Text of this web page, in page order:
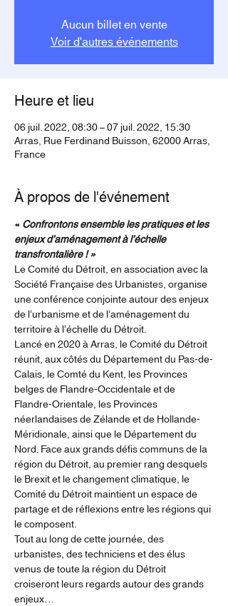
Aucun billet en vente
Voir d'autres événements
Heure et lieu
06 juil. 2022, 08:30 – 07 juil. 2022, 15:30
Arras, Rue Ferdinand Buisson, 62000 Arras,
France
À propos de l'événement
« Confrontons ensemble les pratiques et les
enjeux d’aménagement à l’échelle
transfrontalière ! »
Le Comité du Détroit, en association avec la
Société Française des Urbanistes, organise
une conférence conjointe autour des enjeux
de l’urbanisme et de l’aménagement du
territoire à l’échelle du Détroit.
Lancé en 2020 à Arras, le Comité du Détroit
réunit, aux côtés du Département du Pas-de-
Calais, le Comté du Kent, les Provinces
belges de Flandre-Occidentale et de
Flandre-Orientale, les Provinces
néerlandaises de Zélande et de Hollande-
Méridionale, ainsi que le Département du
Nord. Face aux grands défis communs de la
région du Détroit, au premier rang desquels
le Brexit et le changement climatique, le
Comité du Détroit maintient un espace de
partage et de réflexions entre les régions qui
le composent.
Tout au long de cette journée, des
urbanistes, des techniciens et des élus
venus de toute la région du Détroit
croiseront leurs regards autour des grands
enjeux…